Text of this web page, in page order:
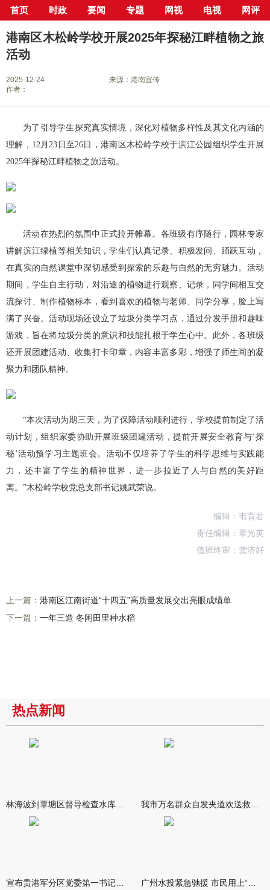
首页 时政 要闻 专题 网视 电视 网评
当前位置： 首页> 新闻中心> 县市区> 港南区> 正文
港南区木松岭学校开展2025年探秘江畔植物之旅
活动
2025-12-24
来源：港南宣传
作者：
为了引导学生探究真实情境，深化对植物多样性及其文化内涵的
理解，12月23日至26日，港南区木松岭学校于滨江公园组织学生开展
2025年探秘江畔植物之旅活动。
活动在热烈的氛围中正式拉开帷幕。各班级有序随行，园林专家
讲解滨江绿植等相关知识，学生们认真记录、积极发问、踊跃互动，
在真实的自然课堂中深切感受到探索的乐趣与自然的无穷魅力。活动
期间，学生自主行动，对沿途的植物进行观察、记录，同学间相互交
流探讨、制作植物标本，看到喜欢的植物与老师、同学分享，脸上写
满了兴奋。活动现场还设立了垃圾分类学习点，通过分发手册和趣味
游戏，旨在将垃圾分类的意识和技能扎根于学生心中。此外，各班级
还开展团建活动、收集打卡印章，内容丰富多彩，增强了师生间的凝
聚力和团队精神。
“本次活动为期三天，为了保障活动顺利进行，学校提前制定了活
动计划，组织家委协助开展班级团建活动，提前开展安全教育与‘探
秘’活动预学习主题班会。活动不仅培养了学生的科学思维与实践能
力，还丰富了学生的精神世界，进一步拉近了人与自然的美好距
离。”木松岭学校党总支部书记姚武荣说。
编辑：韦育君
责任编辑：覃光英
值班终审：龚济好
上一篇： 港南区江南街道“十四五”高质量发展交出亮眼成绩单
下一篇： 一年三造 冬闲田里种水稻
热点新闻